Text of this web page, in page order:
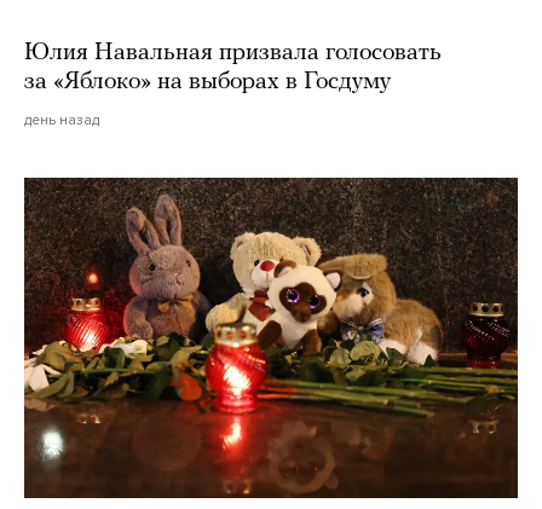
Юлия Навальная призвала голосовать
за «Яблоко» на выборах в Госдуму
день назад